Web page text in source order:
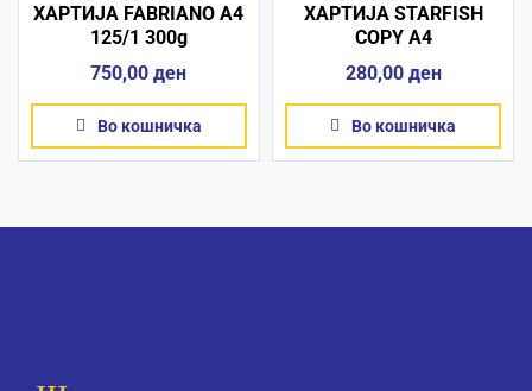
ХАРТИЈА FABRIANO A4
125/1 300g
750,00ден
Во кошничка
ХАРТИЈА STARFISH
COPY A4
280,00 ден
Во кошничка